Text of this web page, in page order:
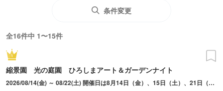
条件変更
全16件中 1〜15件
縮景園 光の庭園 ひろしまアート＆ガーデンナイト
2026/08/14(金) ～ 08/22(土) 開催日は8月14日（金）、15日（土）、21日（金）、22日（土）。20時30分まで入園可。